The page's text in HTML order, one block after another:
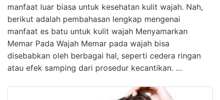
manfaat luar biasa untuk kesehatan kulit wajah. Nah,
berikut adalah pembahasan lengkap mengenai
manfaat es batu untuk kulit wajah Menyamarkan
Memar Pada Wajah Memar pada wajah bisa
disebabkan oleh berbagai hal, seperti cedera ringan
atau efek samping dari prosedur kecantikan. …